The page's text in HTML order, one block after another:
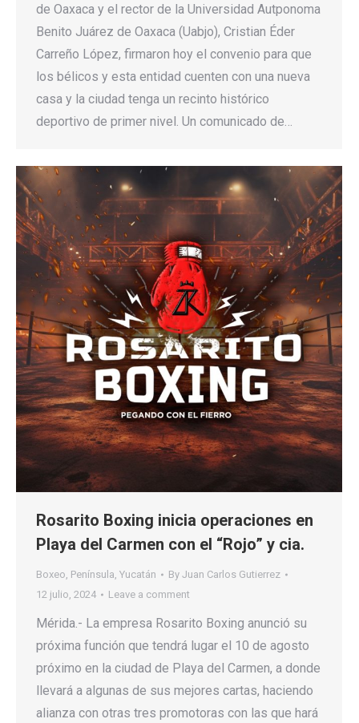
de Oaxaca y el rector de la Universidad Autponoma
Benito Juárez de Oaxaca (Uabjo), Cristian Éder
Carreño López, firmaron hoy el convenio para que
los bélicos y esta entidad cuenten con una nueva
casa y la ciudad tenga un recinto histórico
deportivo de primer nivel. Un comunicado de…
Rosarito Boxing inicia operaciones en
Playa del Carmen con el “Rojo” y cia.
Boxeo, Península, Yucatán By Juan Carlos Gutierrez
12 julio, 2024
Leave a comment
Mérida.- La empresa Rosarito Boxing anunció su
próxima función que tendrá lugar el 10 de agosto
próximo en la ciudad de Playa del Carmen, a donde
llevará a algunas de sus mejores cartas, haciendo
alianza con otras tres promotoras con las que hará